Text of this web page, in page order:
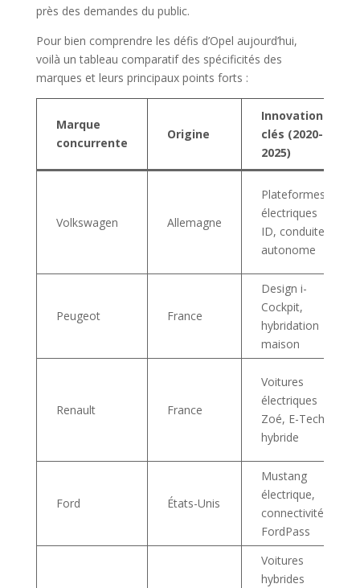
près des demandes du public.
Pour bien comprendre les défis d’Opel aujourd’hui,
voilà un tableau comparatif des spécificités des
marques et leurs principaux points forts :
Marque
concurrente
Origine
Innovations
clés (2020-
2025)
Volkswagen Allemagne
Plateformes
électriques
ID, conduite
autonome
Peugeot France
Design i-
Cockpit,
hybridation
maison
Renault France
Voitures
électriques
Zoé, E-Tech
hybride
Ford États-Unis
Mustang
électrique,
connectivité
FordPass
Voitures
hybrides